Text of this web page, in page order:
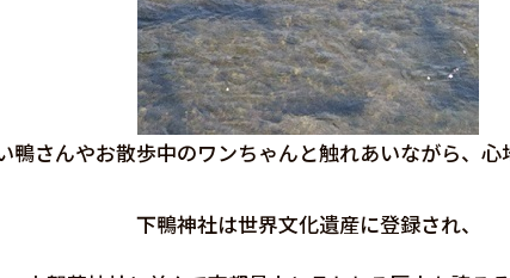
鴨さんやお散歩中のワンちゃんと触れあいながら、
下鴨神社は世界文化遺産に登録され、